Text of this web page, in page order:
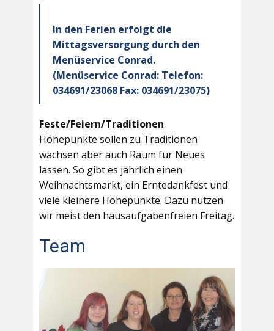
In den Ferien erfolgt die
Mittagsversorgung durch den
Menüservice Conrad.
(Menüservice Conrad: Telefon:
034691/23068 Fax: 034691/23075)
Feste/Feiern/Traditionen
Höhepunkte sollen zu Traditionen
wachsen aber auch Raum für Neues
lassen. So gibt es jährlich einen
Weihnachtsmarkt, ein Erntedankfest und
viele kleinere Höhepunkte. Dazu nutzen
wir meist den hausaufgabenfreien Freitag.
Team